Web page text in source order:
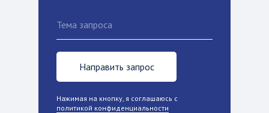
Нажимая на кнопку, я соглашаюсь с
политикой конфиденциальности
Направить запрос